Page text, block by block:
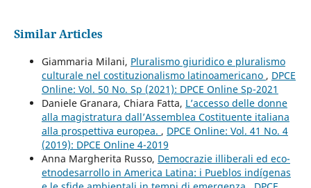
Similar Articles
Giammaria Milani, Pluralismo giuridico e pluralismo
culturale nel costituzionalismo latinoamericano , DPCE
Online: Vol. 50 No. Sp (2021): DPCE Online Sp-2021
Daniele Granara, Chiara Fatta, L’accesso delle donne
alla magistratura dall’Assemblea Costituente italiana
alla prospettiva europea. , DPCE Online: Vol. 41 No. 4
(2019): DPCE Online 4-2019
Anna Margherita Russo, Democrazie illiberali ed eco-
etnodesarrollo in America Latina: i Pueblos indígenas